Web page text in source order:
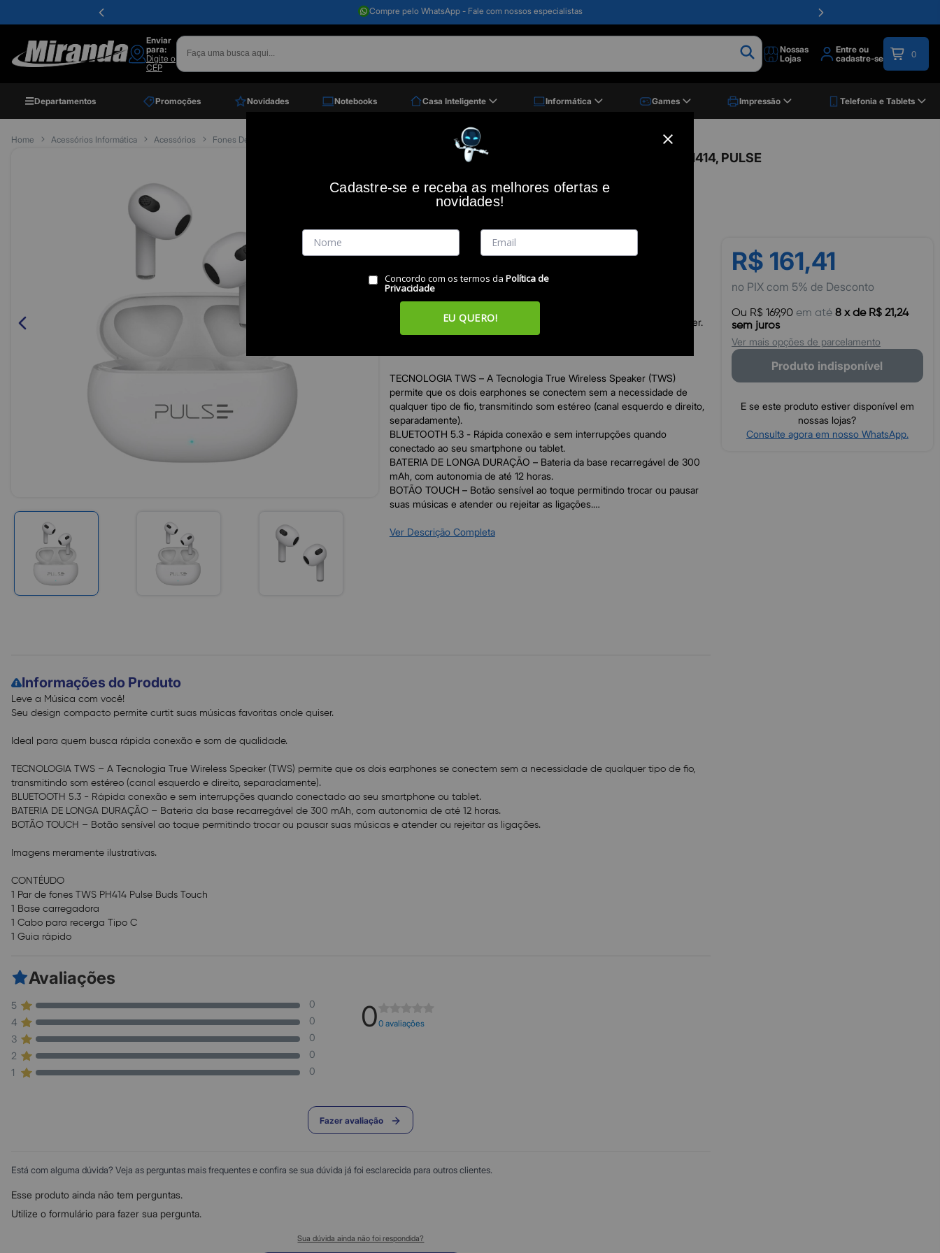
Compre pelo WhatsApp - Fale com nossos especialistas
Enviar
para:
Digite o
CEP
Nossas
Lojas
Entre ou
cadastre-se
0
Departamentos Promoções Novidades Notebooks Casa Inteligente Informática Games Impressão Telefonia e Tablets
Home Acessórios Informática Acessórios Fones De Ouvido Fone Bluetooth Tws Pulse Buds Touch, Branco, Ph414, Pulse
R$ 161,41
no PIX com 5% de Desconto
Ou R$ 169,90em até 8 x de R$ 21,24
sem juros
Ver mais opções de parcelamento
Produto indisponível
E se este produto estiver disponível em
nossas lojas?
Consulte agora em nosso WhatsApp.
Fone Bluetooth TWS Pulse Buds Touch, Branco, PH414, PULSE
(0)
Vendido e Entregue por:Miranda
RESUMO DO PRODUTO
Seu design compacto permite curtit suas músicas favoritas onde quiser.
TECNOLOGIA TWS – A Tecnologia True Wireless Speaker (TWS)
permite que os dois earphones se conectem sem a necessidade de
qualquer tipo de fio, transmitindo som estéreo (canal esquerdo e direito,
separadamente).
BLUETOOTH 5.3 - Rápida conexão e sem interrupções quando
conectado ao seu smartphone ou tablet.
BATERIA DE LONGA DURAÇÃO – Bateria da base recarregável de 300
mAh, com autonomia de até 12 horas.
BOTÃO TOUCH – Botão sensível ao toque permitindo trocar ou pausar
suas músicas e atender ou rejeitar as ligações.
Imagens meramente ilustrativas.
Ver Descrição Completa
Informações do Produto
Leve a Música com você!
Seu design compacto permite curtit suas músicas favoritas onde quiser.
Ideal para quem busca rápida conexão e som de qualidade.
TECNOLOGIA TWS – A Tecnologia True Wireless Speaker (TWS) permite que os dois earphones se conectem sem a necessidade de qualquer tipo de fio,
transmitindo som estéreo (canal esquerdo e direito, separadamente).
BLUETOOTH 5.3 - Rápida conexão e sem interrupções quando conectado ao seu smartphone ou tablet.
BATERIA DE LONGA DURAÇÃO – Bateria da base recarregável de 300 mAh, com autonomia de até 12 horas.
BOTÃO TOUCH – Botão sensível ao toque permitindo trocar ou pausar suas músicas e atender ou rejeitar as ligações.
Imagens meramente ilustrativas.
CONTÉUDO
1 Par de fones TWS PH414 Pulse Buds Touch
1 Base carregadora
1 Cabo para recerga Tipo C
1 Guia rápido
Avaliações
5
0
4
0
3
0
2
0
1
0
00 avaliações
Fazer avaliação
Está com alguma dúvida? Veja as perguntas mais frequentes e confira se sua dúvida já foi esclarecida para outros clientes.
Esse produto ainda não tem perguntas.
Utilize o formulário para fazer sua pergunta.
Sua dúvida ainda não foi respondida?
Cadastre-se e receba as melhores ofertas e
novidades!
Concordo com os termos da Política de
Privacidade
EU QUERO!